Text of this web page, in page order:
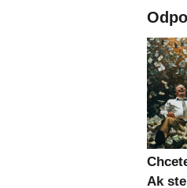
Ak